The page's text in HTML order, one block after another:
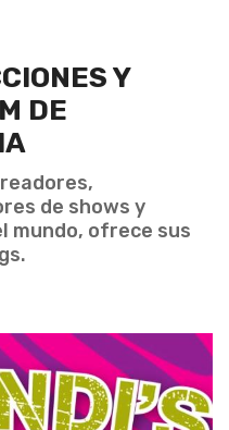
Y
DE
de shows y
mundo, ofrece sus